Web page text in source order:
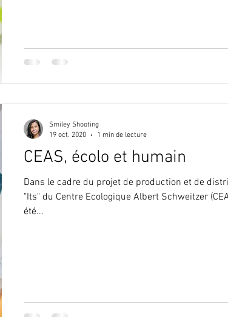
CEAS, écolo et humain
Dans le cadre du projet de production et de
"Its" du Centre Ecologique Albert Schweitzer
été...
Smiley Shooting
19 oct. 2020
1 min de lecture